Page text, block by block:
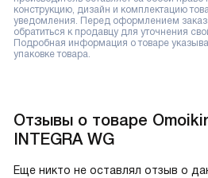
конструкцию, дизайн и комплектацию
уведомления. Перед оформлением
обратиться к продавцу для уточнения
Подробная информация о товаре
упаковке товара.
Отзывы о товаре
INTEGRA WG
Еще никто не оставлял отзыв о